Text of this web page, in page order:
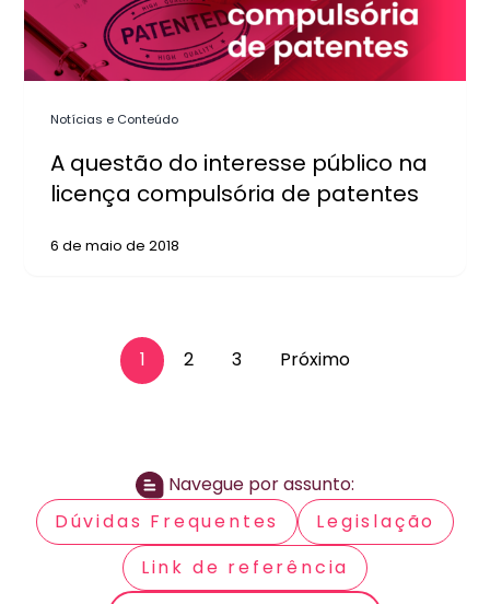
Notícias e Conteúdo
A questão do interesse público na
licença compulsória de patentes
6 de maio de 2018
1 2 3 Próximo
Navegue por assunto:
Dúvidas Frequentes
Legislação
Link de referência